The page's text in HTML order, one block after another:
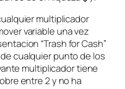
multiplicador
variable una vez
“Trash for Cash”
cualquier punto de los
multiplicador tiene
entre 2 y no ha